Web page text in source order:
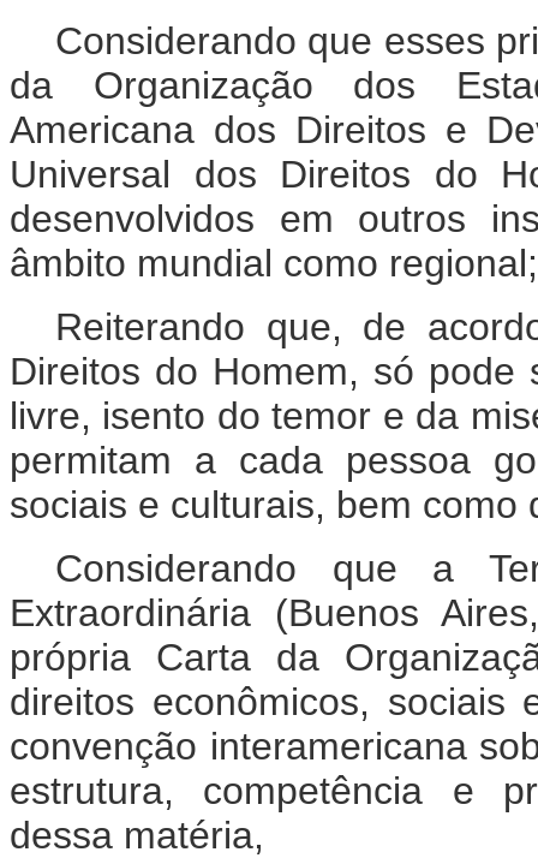
Considerando que esses
da Organização dos
Americana dos Direitos e
Universal dos Direitos do
desenvolvidos em outros
âmbito mundial como regional;
Reiterando que, de
Direitos do Homem, só
livre, isento do temor e da
permitam a cada pessoa
sociais e culturais, bem
Considerando que a
Extraordinária (Buenos
própria Carta da
direitos econômicos, sociais
convenção interamericana
estrutura, competência e
dessa matéria,